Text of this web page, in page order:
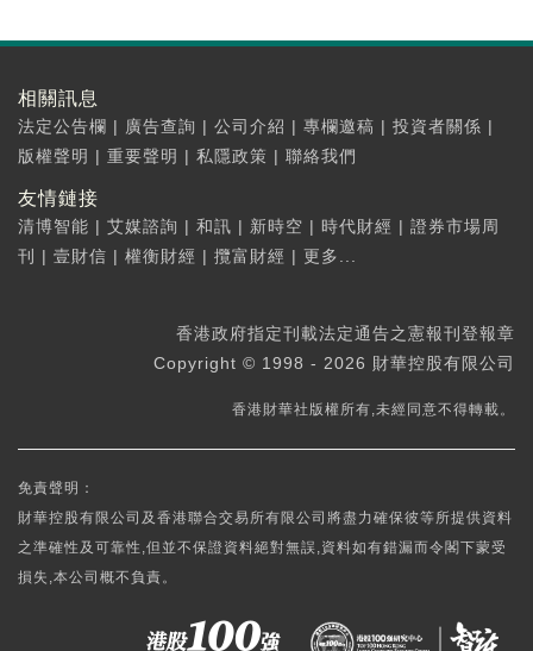
相關訊息
法定公告欄 | 廣告查詢 | 公司介紹 | 專欄邀稿 | 投資者關係 |
版權聲明 | 重要聲明 | 私隱政策 | 聯絡我們
友情鏈接
清博智能 | 艾媒諮詢 | 和訊 | 新時空 | 時代財經 | 證券市場周
刊
| 壹財信 | 權衡財經 | 攬富財經 | 更多...
香港政府指定刊載法定通告之憲報刊登報章
Copyright © 1998 - 2026 財華控股有限公司
香港財華社版權所有,未經同意不得轉載。
免責聲明：
財華控股有限公司及香港聯合交易所有限公司將盡力確保彼等所提供資料
之準確性及可靠性,但並不保證資料絕對無誤,資料如有錯漏而令閣下蒙受
損失,本公司概不負責。